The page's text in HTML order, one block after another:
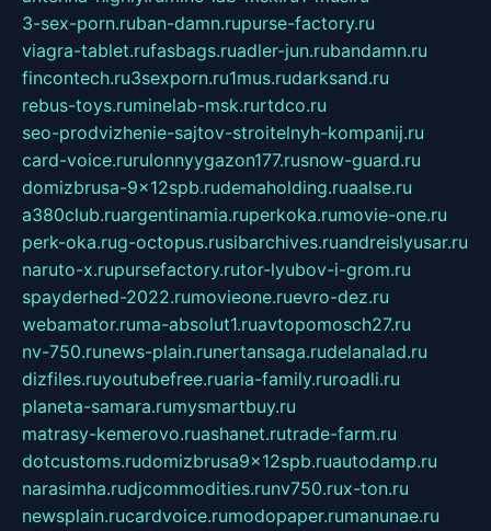
3-sex-porn.ruban-damn.rupurse-factory.ru
viagra-tablet.rufasbags.ruadler-jun.rubandamn.ru
fincontech.ru3sexporn.ru1mus.rudarksand.ru
rebus-toys.ruminelab-msk.rurtdco.ru
seo-prodvizhenie-sajtov-stroitelnyh-kompanij.ru
card-voice.rurulonnyygazon177.rusnow-guard.ru
domizbrusa-9x12spb.rudemaholding.ruaalse.ru
a380club.ruargentinamia.ruperkoka.rumovie-one.ru
perk-oka.rug-octopus.rusibarchives.ruandreislyusar.ru
naruto-x.rupursefactory.rutor-lyubov-i-grom.ru
spayderhed-2022.rumovieone.ruevro-dez.ru
webamator.ruma-absolut1.ruavtopomosch27.ru
nv-750.runews-plain.runertansaga.rudelanalad.ru
dizfiles.ruyoutubefree.ruaria-family.ruroadli.ru
planeta-samara.rumysmartbuy.ru
matrasy-kemerovo.ruashanet.rutrade-farm.ru
dotcustoms.rudomizbrusa9x12spb.ruautodamp.ru
narasimha.rudjcommodities.runv750.rux-ton.ru
newsplain.rucardvoice.rumodopaper.rumanunae.ru